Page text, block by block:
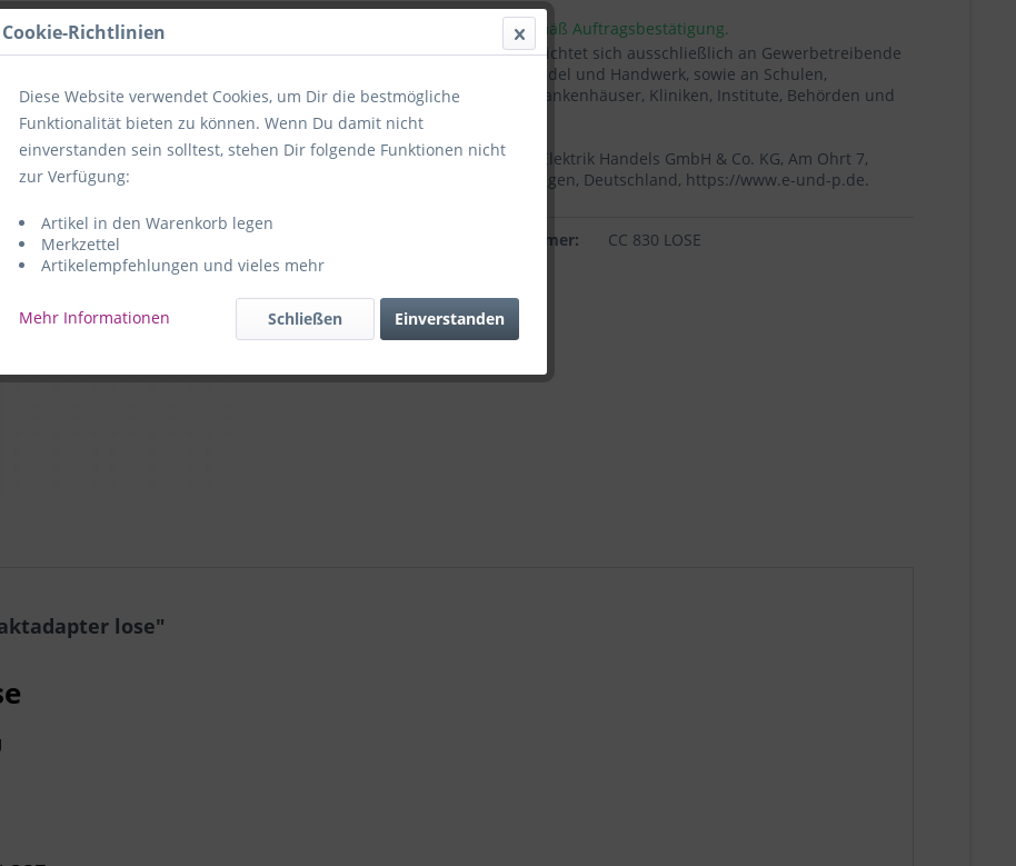
Lieferzeit gemäß Auftragsbestätigung.
Unser Angebot richtet sich ausschließlich an Gewerbetreibende
in Industrie, Handel und Handwerk, sowie an Schulen,
Laboratorien, Krankenhäuser, Kliniken, Institute, Behörden und
Hersteller:e+p Elektrik Handels GmbH & Co. KG, Am Ohrt 7,
59469 Ense-Höingen, Deutschland, https://www.e-und-p.de.
e+p Artikelnummer: CC 830 LOSE
lose"
Cookie-Richtlinien
Diese Website verwendet Cookies, um Dir die bestmögliche
Funktionalität bieten zu können. Wenn Du damit nicht
einverstanden sein solltest, stehen Dir folgende Funktionen nicht
zur Verfügung:
Artikel in den Warenkorb legen
Merkzettel
Artikelempfehlungen und vieles mehr
Mehr Informationen Einverstanden
Schließen